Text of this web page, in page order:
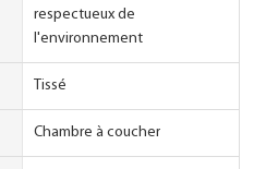
respectueux de
l'environnement
Tissé
Chambre à coucher